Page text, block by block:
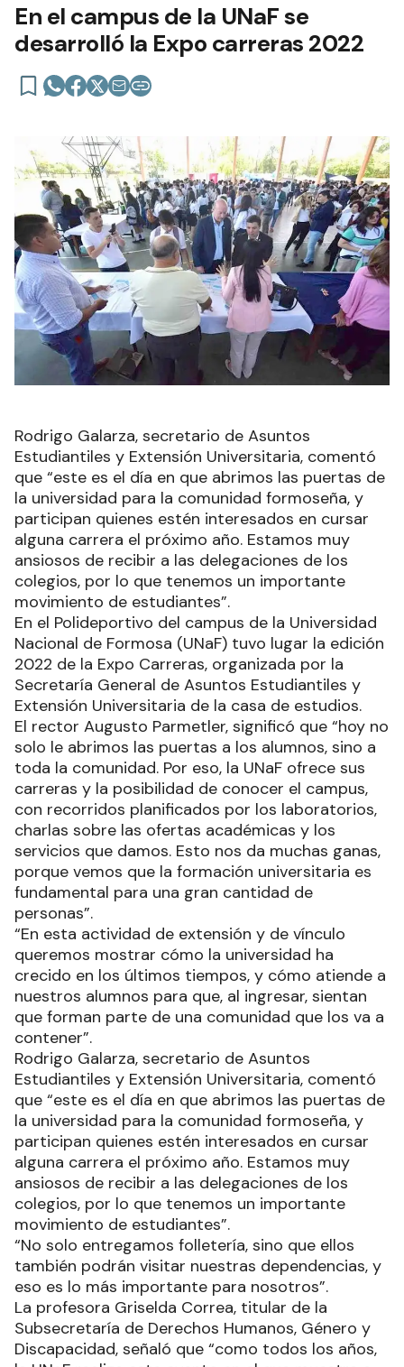
En el campus de la UNaF se
desarrolló la Expo carreras 2022
Rodrigo Galarza, secretario de Asuntos
Estudiantiles y Extensión Universitaria, comentó
que “este es el día en que abrimos las puertas de
la universidad para la comunidad formoseña, y
participan quienes estén interesados en cursar
alguna carrera el próximo año. Estamos muy
ansiosos de recibir a las delegaciones de los
colegios, por lo que tenemos un importante
movimiento de estudiantes”.
En el Polideportivo del campus de la Universidad
Nacional de Formosa (UNaF) tuvo lugar la edición
2022 de la Expo Carreras, organizada por la
Secretaría General de Asuntos Estudiantiles y
Extensión Universitaria de la casa de estudios.
El rector Augusto Parmetler, significó que “hoy no
solo le abrimos las puertas a los alumnos, sino a
toda la comunidad. Por eso, la UNaF ofrece sus
carreras y la posibilidad de conocer el campus,
con recorridos planificados por los laboratorios,
charlas sobre las ofertas académicas y los
servicios que damos. Esto nos da muchas ganas,
porque vemos que la formación universitaria es
fundamental para una gran cantidad de
personas”.
“En esta actividad de extensión y de vínculo
queremos mostrar cómo la universidad ha
crecido en los últimos tiempos, y cómo atiende a
nuestros alumnos para que, al ingresar, sientan
que forman parte de una comunidad que los va a
contener”.
Rodrigo Galarza, secretario de Asuntos
Estudiantiles y Extensión Universitaria, comentó
que “este es el día en que abrimos las puertas de
la universidad para la comunidad formoseña, y
participan quienes estén interesados en cursar
alguna carrera el próximo año. Estamos muy
ansiosos de recibir a las delegaciones de los
colegios, por lo que tenemos un importante
movimiento de estudiantes”.
“No solo entregamos folletería, sino que ellos
también podrán visitar nuestras dependencias, y
eso es lo más importante para nosotros”.
La profesora Griselda Correa, titular de la
Subsecretaría de Derechos Humanos, Género y
Discapacidad, señaló que “como todos los años,